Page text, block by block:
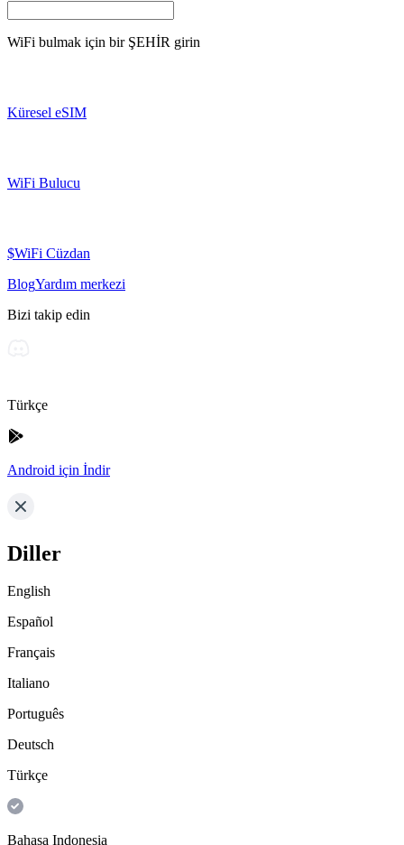
WiFi bulmak için bir ŞEHİR girin
Küresel eSIM
WiFi Bulucu
$WiFi Cüzdan
BlogYardım merkezi
Bizi takip edin
Türkçe
Android için İndir
Diller
English
Español
Français
Italiano
Português
Deutsch
Türkçe
Bahasa Indonesia